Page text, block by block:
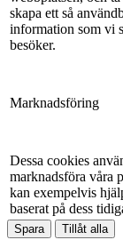
skapa ett så
information som vi
besöker.
Marknadsföring
Dessa cookies
marknadsföra våra
kan exempelvis
baserat på dess
Spara Tillåt alla